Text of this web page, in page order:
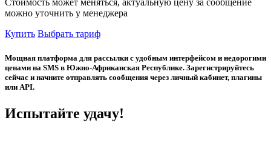
Стоимость может меняться, актуальную цену за сообщение
можно уточнить у менеджера
Купить Выбрать тариф
Мощная платформа для рассылки с удобным интерфейсом и недорогими
ценами на SMS в Южно-Африканская Республике. Зарегистрируйтесь
сейчас и начните отправлять сообщения через личный кабинет, плагины
или API.
Испытайте удачу!